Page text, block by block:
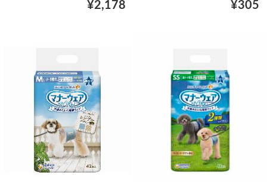
¥2,178 ¥305